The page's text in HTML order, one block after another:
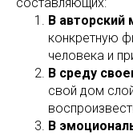
В авторский
конкретную
человека и
В среду
свой дом
В